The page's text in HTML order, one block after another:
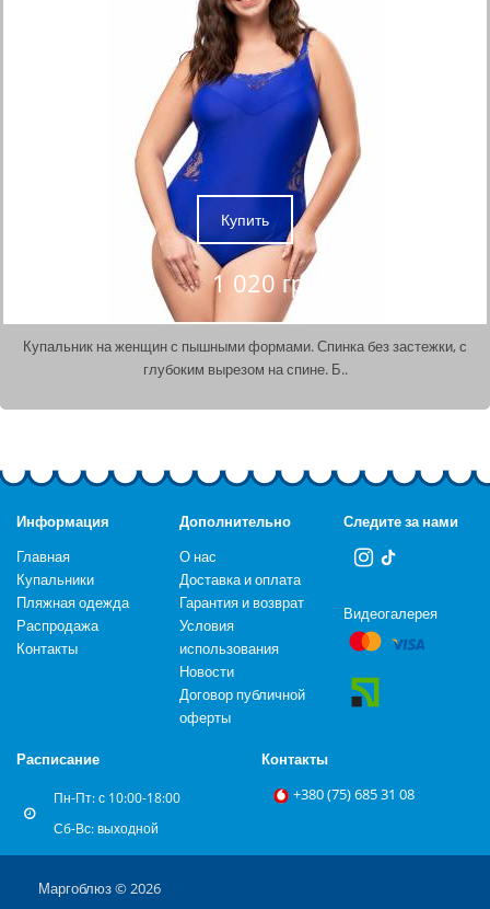
1 020 грн
Купить
Купальник на женщин с пышными формами. Спинка без застежки, с
глубоким вырезом на спине. Б..
Информация
Главная
Купальники
Пляжная одежда
Распродажа
Контакты
Дополнительно
О нас
Доставка и оплата
Гарантия и возврат
Условия
использования
Новости
Договор публичной
оферты
Следите за нами
Видеогалерея
Расписание
Пн-Пт: с 10:00-18:00
Сб-Вс: выходной
Контакты
+‎380 (75) 685 31 08
Маргоблюз © 2026